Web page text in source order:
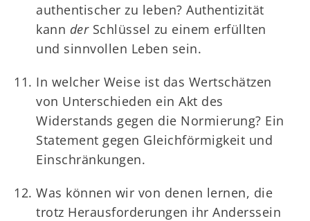
authentischer zu leben? Authentizität
kann derSchlüssel zu einem erfüllten
und sinnvollen Leben sein.
In welcher Weise ist das Wertschätzen
von Unterschieden ein Akt des
Widerstands gegen die Normierung? Ein
Statement gegen Gleichförmigkeit und
Einschränkungen.
Was können wir von denen lernen, die
trotz Herausforderungen ihr Anderssein